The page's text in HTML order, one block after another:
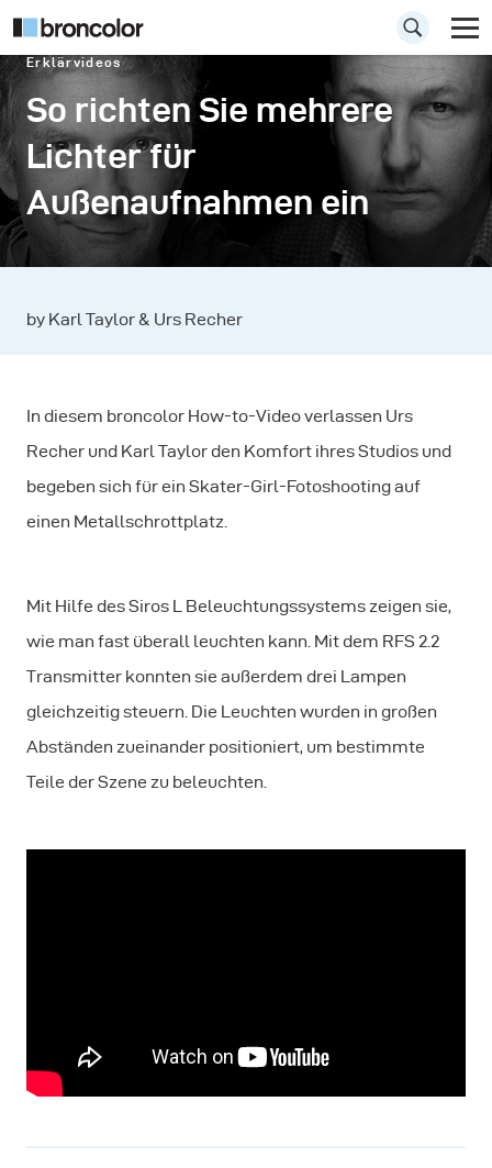
Erklärvideos
So richten Sie mehrere
Lichter für
Außenaufnahmen ein
by Karl Taylor & Urs Recher
In diesem broncolor How-to-Video verlassen Urs
Recher und Karl Taylor den Komfort ihres Studios und
begeben sich für ein Skater-Girl-Fotoshooting auf
einen Metallschrottplatz.
Mit Hilfe des Siros L Beleuchtungssystems zeigen sie,
wie man fast überall leuchten kann. Mit dem RFS 2.2
Transmitter konnten sie außerdem drei Lampen
gleichzeitig steuern. Die Leuchten wurden in großen
Abständen zueinander positioniert, um bestimmte
Teile der Szene zu beleuchten.